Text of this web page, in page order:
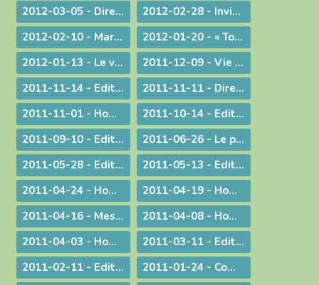
2012-03-05 - Directives diocésaines sur les intentions et offrandes de Messes
2012-02-28 - Invitation à la journée du sacerdoce et à la Messe Chrismale
2012-02-10 - Marcher pour la Vie
2012-01-20 - « Tous, nous serons transformés par la Victoire de notre Seigneur Jésus Christ. »
2012-01-13 - Le visage humain de Dieu
2011-12-09 - Vie privée ?
2011-11-14 - Edito : Mgr Bagnard revient sur le cinquantenaire de Vatican II
2011-11-11 - Dire et ne pas faire
2011-11-01 - Homélie pour la Toussaint
2011-10-14 - Edito : Vive la fa­mille !
2011-09-10 - Edito : Som­mes-nous prêts à assu­mer no­tre dif­fé­rence chré­tienne ?
2011-06-26 - Le prêtre et le mystère eucharistique
2011-05-28 - Edito : Que votre lumière brille aux yeux des hommes !
2011-05-13 - Edito : Mettre au monde des saints !
2011-04-24 - Homélie pour le Jour de Pâques
2011-04-19 - Homélie pour la Messe Chrismale
2011-04-16 - Message au sujet de l'Exposition "Je croix aux miracles" tenue en Avignon
2011-04-08 - Homélie : Itinéraire d'une rencontre avec Jésus
2011-04-03 - Homélie : Nous sommes tous des catéchumènes !
2011-03-11 - Edito : La vogue du prêt-à-porter
2011-02-11 - Edito : L'origine apostolique du célibat du prêtre
2011-01-24 - Communiqué aux chrétiens du diocèse